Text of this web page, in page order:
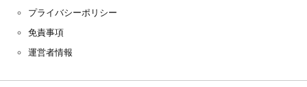
プライバシーポリシー
免責事項
運営者情報